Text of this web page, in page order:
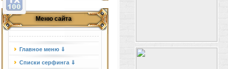
Меню сайта
Главное меню ⇓
Списки серфинга ⇓